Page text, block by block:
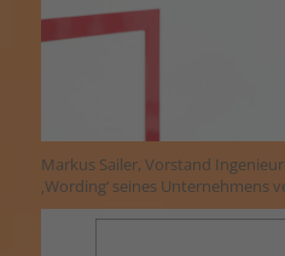
Markus Sailer, Vorstand
‚Wording‘ seines Unternehmens